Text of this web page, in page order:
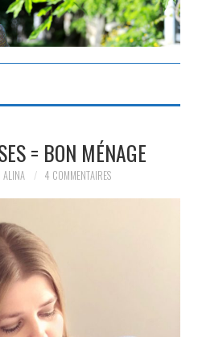
LE
Y
= BON MÉNAGE
ALINA 4 COMMENTAIRES